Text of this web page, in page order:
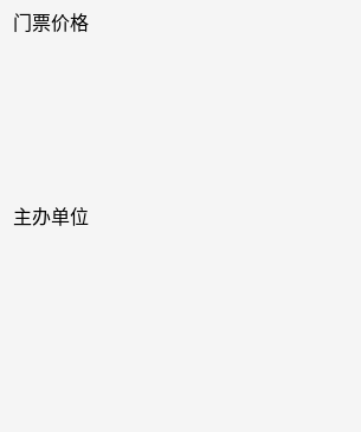
门票价格
主办单位